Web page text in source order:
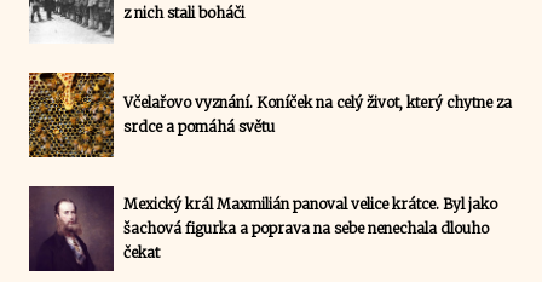
z nich stali boháči
Včelařovo vyznání. Koníček na celý život, který chytne za
srdce a pomáhá světu
Mexický král Maxmilián panoval velice krátce. Byl jako
šachová figurka a poprava na sebe nenechala dlouho
čekat